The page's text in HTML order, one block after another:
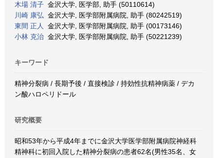
木場 清子 金沢大学, 医学部, 助手 (50110614)
川崎 康弘 金沢大学, 医学部附属病院, 助手 (80242519)
東間 正人
金沢大学, 医学部附属病院, 助手 (00173146)
小林 克治 金沢大学, 医学部附属病院, 助手 (50221239)
キーワード
精神分裂病 / 長期予後 / 直接検診 / 持効性抗精神病薬 / デカ
ン酸ハロペリドール
研究概要
昭和53年から平成4年までに金沢大学医学部附属病院神経科
精神科に初回入院した精神分裂病の患者62名(男性35名、女